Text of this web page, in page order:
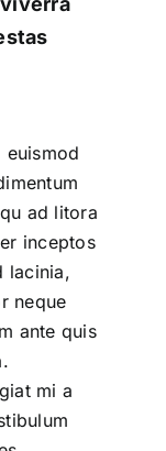
ad litora
inceptos
lacinia,
neque
ante quis
mi a